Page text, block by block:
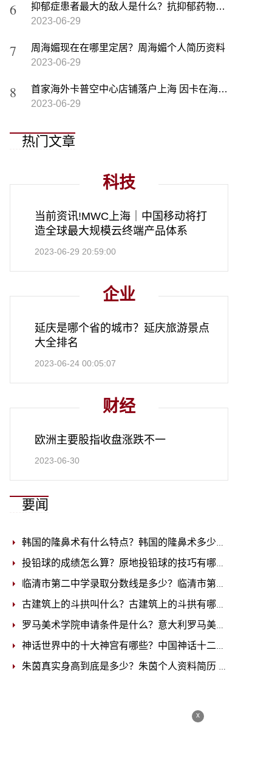
抑郁症患者最大的敌人是什么？抗抑郁药物有哪些？
2023-06-29
周海媚现在在哪里定居？周海媚个人简历资料
2023-06-29
首家海外卡普空中心店铺落户上海 因卡在海关导致店内商品种类较少
2023-06-29
热门文章
科技
当前资讯!MWC上海｜中国移动将打
造全球最大规模云终端产品体系
2023-06-29 20:59:00
企业
延庆是哪个省的城市？延庆旅游景点
大全排名
2023-06-24 00:05:07
财经
欧洲主要股指收盘涨跌不一
2023-06-30
要闻
韩国的隆鼻术有什么特点？韩国的隆鼻术多少钱？
投铅球的成绩怎么算？原地投铅球的技巧有哪些？
临清市第二中学录取分数线是多少？临清市第二中学2023年高中招生简章
古建筑上的斗拱叫什么？古建筑上的斗拱有哪些作用？
罗马美术学院申请条件是什么？意大利罗马美术学院介绍
神话世界中的十大神宫有哪些？中国神话十二主神排名
朱茵真实身高到底是多少？朱茵个人资料简历
x